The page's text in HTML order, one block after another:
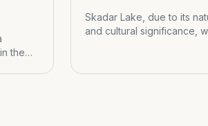
the
Skadar Lake, due to its
and cultural significance,